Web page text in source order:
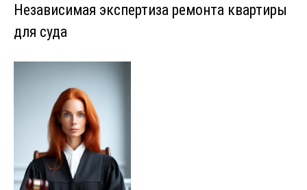
Независимая экспертиза ремонта квартиры
для суда